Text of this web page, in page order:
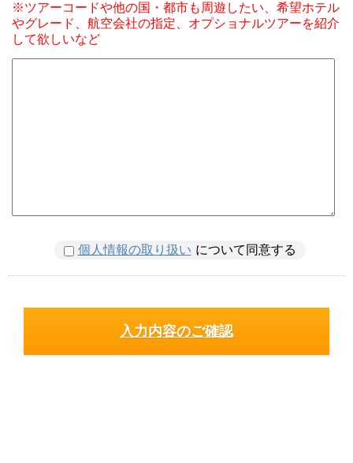
※ツアーコードや他の国・都市も周遊したい、希望ホテル
やグレード、航空会社の指定、オプショナルツアーを紹介
して欲しいなど
個人情報の取り扱い について同意する